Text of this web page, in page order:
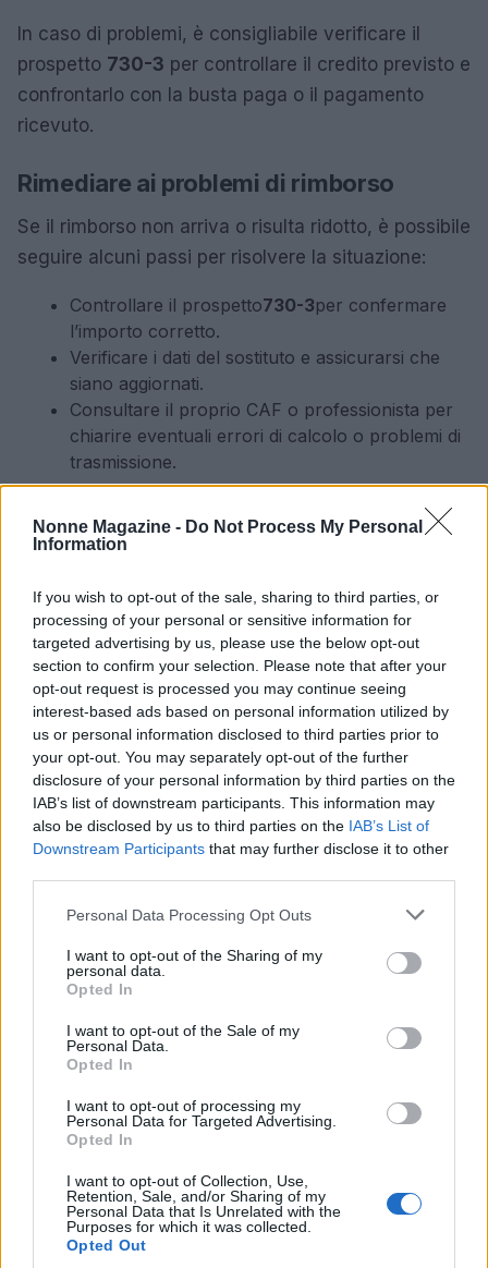
Nonne Magazine - Do Not Process My Personal
Information
If you wish to opt-out of the sale, sharing to third parties, or
processing of your personal or sensitive information for
targeted advertising by us, please use the below opt-out
section to confirm your selection. Please note that after your
opt-out request is processed you may continue seeing
interest-based ads based on personal information utilized by
us or personal information disclosed to third parties prior to
your opt-out. You may separately opt-out of the further
disclosure of your personal information by third parties on the
IAB’s list of downstream participants. This information may
also be disclosed by us to third parties on the IAB’s List of
Downstream Participants that may further disclose it to other
Please note that this website/app uses one or more Google
not limited to your visit or usage behaviour. You may click to
grant or deny consent to Google and its third-party tags to
use your data for below specified purposes in below Google
consent section.
Personal Data Processing Opt Outs
I want to opt-out of the Sharing of my
personal data.
Opted In
I want to opt-out of the Sale of my
Personal Data.
Opted In
I want to opt-out of processing my
Personal Data for Targeted Advertising.
Opted In
I want to opt-out of Collection, Use,
Retention, Sale, and/or Sharing of my
Personal Data that Is Unrelated with the
Purposes for which it was collected.
Opted Out
In caso di problemi, è consigliabile verificare il
prospetto 730-3 per controllare il credito previsto e
confrontarlo con la busta paga o il pagamento
ricevuto.
Rimediare ai problemi di rimborso
Se il rimborso non arriva o risulta ridotto, è possibile
seguire alcuni passi per risolvere la situazione:
Controllare il prospetto730-3per confermare
l’importo corretto.
Verificare i dati del sostituto e assicurarsi che
siano aggiornati.
Consultare il proprio CAF o professionista per
chiarire eventuali errori di calcolo o problemi di
trasmissione.
La gestione del rimborso 730
richiede attenzione
e accuratezza. Essere informati e preparati aiuta a
intoppi.
AUTORE
AiAdhubMedia